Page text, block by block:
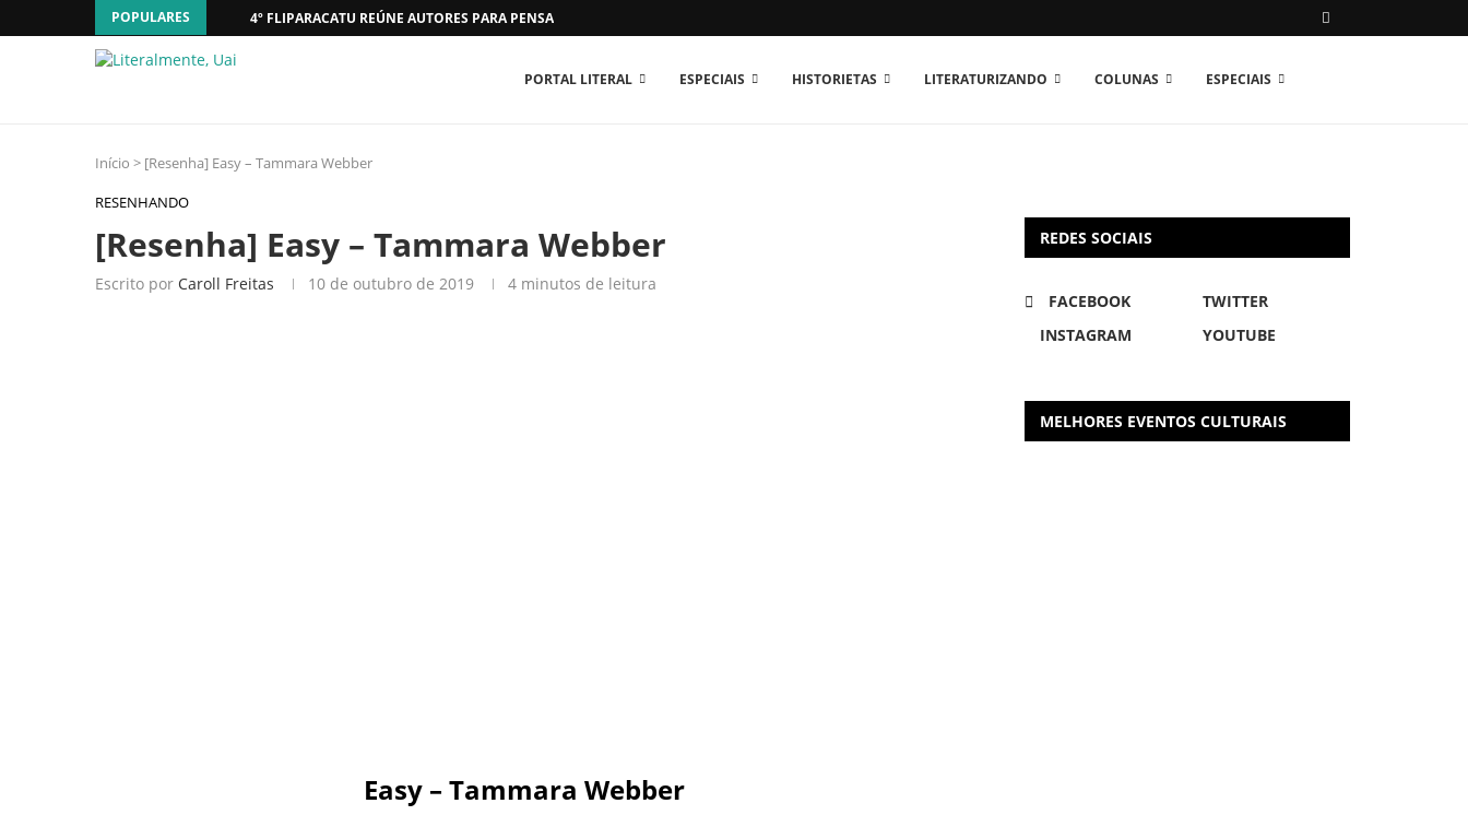
POPULARES 4º FLIPARACATU REÚNE AUTORES PARA PENSAR O MUNDO...
PORTAL LITERAL ESPECIAIS HISTORIETAS LITERATURIZANDO COLUNAS ESPECIAIS
Início > [Resenha] Easy – Tammara Webber
RESENHANDO
[Resenha] Easy – Tammara Webber
Escrito por Caroll Freitas 10 de outubro de 2019 4 minutos de leitura
Easy – Tammara Webber
REDES SOCIAIS
FACEBOOK
TWITTER
INSTAGRAM
YOUTUBE
MELHORES EVENTOS CULTURAIS